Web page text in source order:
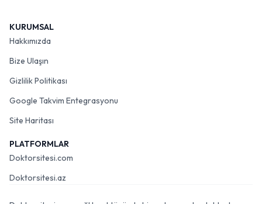
KURUMSAL
Hakkımızda
Bize Ulaşın
Gizlilik Politikası
Google Takvim Entegrasyonu
Site Haritası
PLATFORMLAR
Doktorsitesi.com
Doktorsitesi.az